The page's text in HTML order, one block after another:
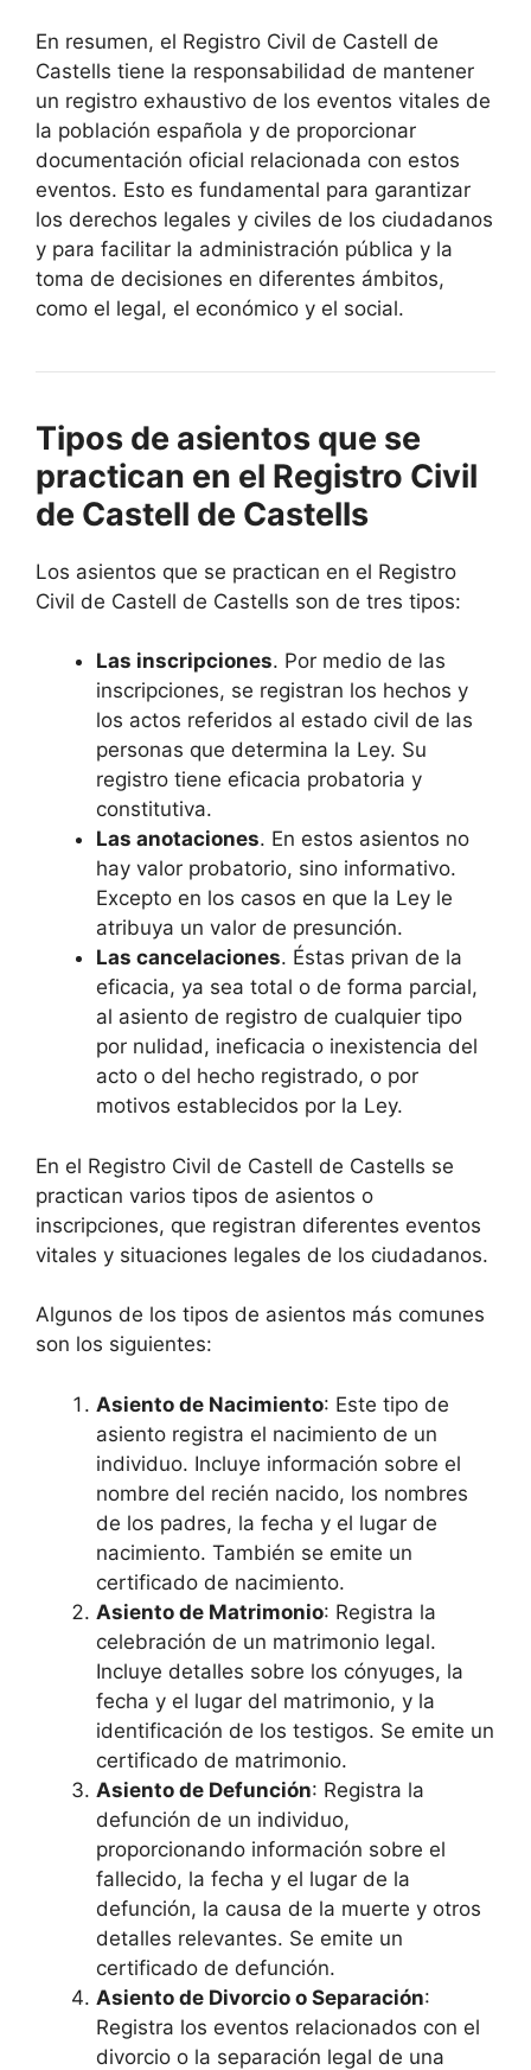
En resumen, el Registro Civil de Castell de
Castells tiene la responsabilidad de mantener
un registro exhaustivo de los eventos vitales de
la población española y de proporcionar
documentación oficial relacionada con estos
eventos. Esto es fundamental para garantizar
los derechos legales y civiles de los ciudadanos
y para facilitar la administración pública y la
toma de decisiones en diferentes ámbitos,
como el legal, el económico y el social.
Tipos de asientos que se
practican en el Registro Civil
de Castell de Castells
Los asientos que se practican en el Registro
Civil de Castell de Castells son de tres tipos:
Las inscripciones. Por medio de las
inscripciones, se registran los hechos y
los actos referidos al estado civil de las
personas que determina la Ley. Su
registro tiene eficacia probatoria y
constitutiva.
Las anotaciones. En estos asientos no
hay valor probatorio, sino informativo.
Excepto en los casos en que la Ley le
atribuya un valor de presunción.
Las cancelaciones. Éstas privan de la
eficacia, ya sea total o de forma parcial,
al asiento de registro de cualquier tipo
por nulidad, ineficacia o inexistencia del
acto o del hecho registrado, o por
motivos establecidos por la Ley.
En el Registro Civil de Castell de Castells se
practican varios tipos de asientos o
inscripciones, que registran diferentes eventos
vitales y situaciones legales de los ciudadanos.
Algunos de los tipos de asientos más comunes
son los siguientes:
Asiento de Nacimiento: Este tipo de
asiento registra el nacimiento de un
individuo. Incluye información sobre el
nombre del recién nacido, los nombres
de los padres, la fecha y el lugar de
nacimiento. También se emite un
certificado de nacimiento.
Asiento de Matrimonio: Registra la
celebración de un matrimonio legal.
Incluye detalles sobre los cónyuges, la
fecha y el lugar del matrimonio, y la
identificación de los testigos. Se emite un
certificado de matrimonio.
Asiento de Defunción: Registra la
defunción de un individuo,
proporcionando información sobre el
fallecido, la fecha y el lugar de la
defunción, la causa de la muerte y otros
detalles relevantes. Se emite un
certificado de defunción.
Asiento de Divorcio o Separación:
Registra los eventos relacionados con el
divorcio o la separación legal de una